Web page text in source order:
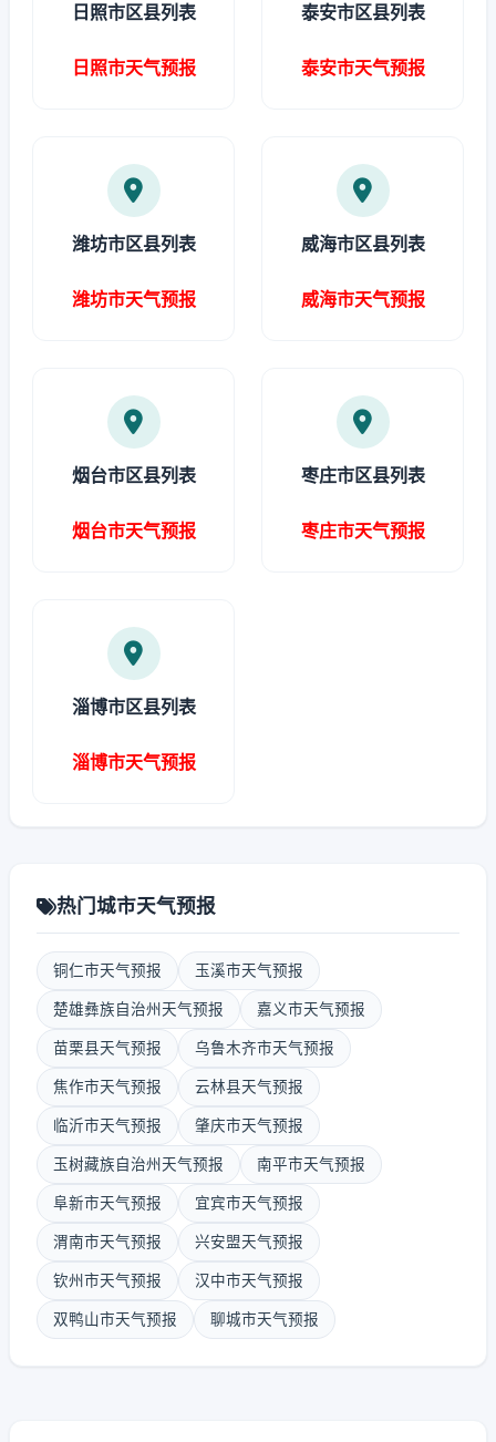
日照市区县列表
日照市天气预报
泰安市区县列表
泰安市天气预报
潍坊市区县列表
潍坊市天气预报
威海市区县列表
威海市天气预报
烟台市区县列表
烟台市天气预报
枣庄市区县列表
枣庄市天气预报
淄博市区县列表
淄博市天气预报
热门城市天气预报
铜仁市天气预报 玉溪市天气预报
楚雄彝族自治州天气预报 嘉义市天气预报
苗栗县天气预报 乌鲁木齐市天气预报
焦作市天气预报 云林县天气预报
临沂市天气预报 肇庆市天气预报
玉树藏族自治州天气预报 南平市天气预报
阜新市天气预报 宜宾市天气预报
渭南市天气预报 兴安盟天气预报
钦州市天气预报 汉中市天气预报
双鸭山市天气预报 聊城市天气预报